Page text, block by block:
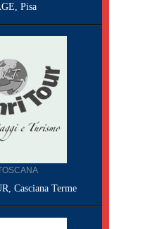
Pisa
Casciana Terme